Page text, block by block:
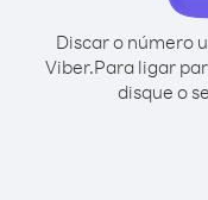
Discar o número
Viber.Para ligar
disque o